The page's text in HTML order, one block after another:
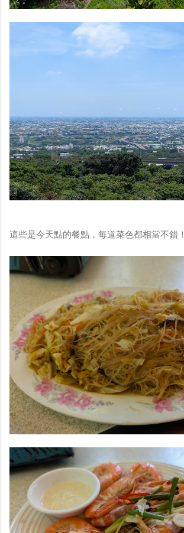
這些是今天點的餐點，每道菜色都相當不錯！